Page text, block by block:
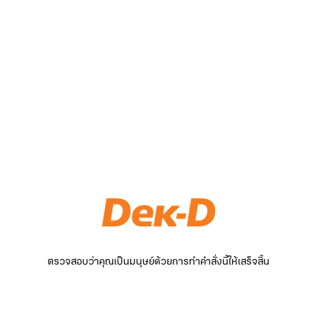
ตรวจสอบว่าคุณเป็นมนุษย์ด้วยการทำคำสั่งนี้ให้เสร็จสิ้น